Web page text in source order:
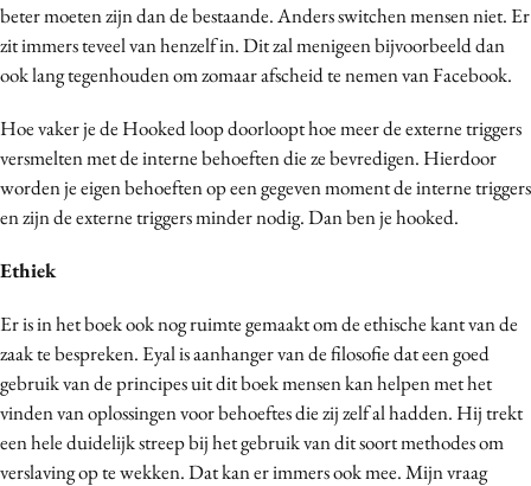
beter moeten zijn dan de bestaande. Anders switchen mensen niet. Er
zit immers teveel van henzelf in. Dit zal menigeen bijvoorbeeld dan
ook lang tegenhouden om zomaar afscheid te nemen van Facebook.
Hoe vaker je de Hooked loop doorloopt hoe meer de externe triggers
versmelten met de interne behoeften die ze bevredigen. Hierdoor
worden je eigen behoeften op een gegeven moment de interne triggers
en zijn de externe triggers minder nodig. Dan ben je hooked.
Ethiek
Er is in het boek ook nog ruimte gemaakt om de ethische kant van de
zaak te bespreken. Eyal is aanhanger van de filosofie dat een goed
gebruik van de principes uit dit boek mensen kan helpen met het
vinden van oplossingen voor behoeftes die zij zelf al hadden. Hij trekt
een hele duidelijk streep bij het gebruik van dit soort methodes om
verslaving op te wekken. Dat kan er immers ook mee. Mijn vraag